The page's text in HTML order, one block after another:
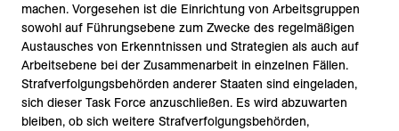
machen. Vorgesehen ist die Einrichtung von Arbeitsgruppen
sowohl auf Führungsebene zum Zwecke des regelmäßigen
Austausches von Erkenntnissen und Strategien als auch auf
Arbeitsebene bei der Zusammenarbeit in einzelnen Fällen.
Strafverfolgungsbehörden anderer Staaten sind eingeladen,
sich dieser Task Force anzuschließen. Es wird abzuwarten
bleiben, ob sich weitere Strafverfolgungsbehörden,